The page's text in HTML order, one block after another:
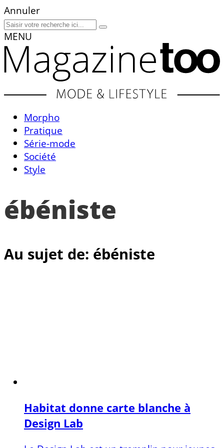
Annuler
MENU
Morpho
Pratique
Série-mode
Société
Style
ébéniste
Au sujet de: ébéniste
Habitat donne carte blanche à
Design Lab